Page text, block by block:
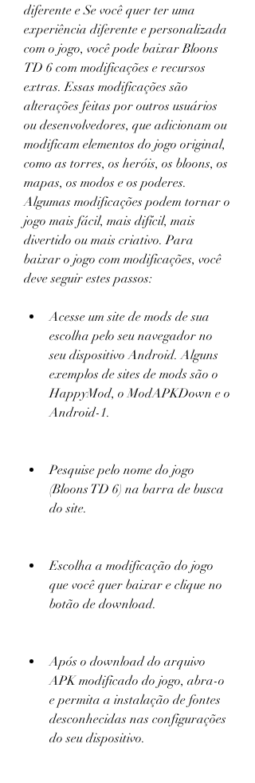
diferente e Se você quer ter uma
experiência diferente e personalizada
com o jogo, você pode baixar Bloons
TD 6 com modificações e recursos
extras. Essas modificações são
alterações feitas por outros usuários
ou desenvolvedores, que adicionam ou
modificam elementos do jogo original,
como as torres, os heróis, os bloons, os
mapas, os modos e os poderes.
Algumas modificações podem tornar o
jogo mais fácil, mais difícil, mais
divertido ou mais criativo. Para
baixar o jogo com modificações, você
deve seguir estes passos:
Acesse um site de mods de sua
escolha pelo seu navegador no
seu dispositivo Android. Alguns
exemplos de sites de mods são o
HappyMod, o ModAPKDown e o
Android-1.
Pesquise pelo nome do jogo
(Bloons TD 6) na barra de busca
do site.
Escolha a modificação do jogo
que você quer baixar e clique no
botão de download.
Após o download do arquivo
APK modificado do jogo, abra-o
e permita a instalação de fontes
desconhecidas nas configurações
do seu dispositivo.